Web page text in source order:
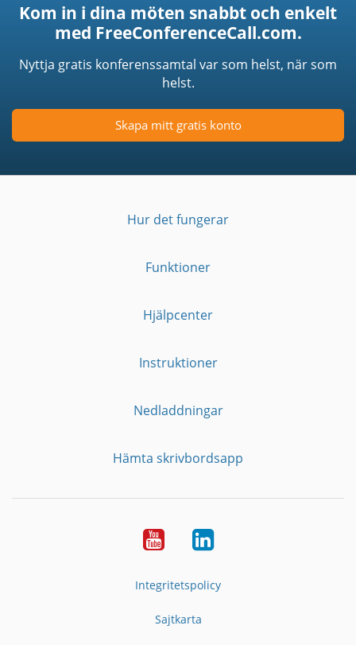
Kom in i dina möten snabbt och enkelt
med FreeConferenceCall.com.
Nyttja gratis konferenssamtal var som helst, när som
helst.
Skapa mitt gratis konto
Hur det fungerar
Funktioner
Hjälpcenter
Instruktioner
Nedladdningar
Hämta skrivbordsapp
YouTubeLinkedIn
Integritetspolicy
Sajtkarta